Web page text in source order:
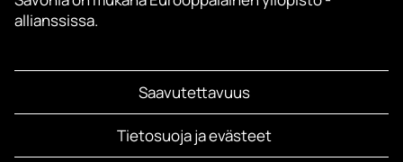
allianssissa.
Saavutettavuus
Tietosuoja ja evästeet